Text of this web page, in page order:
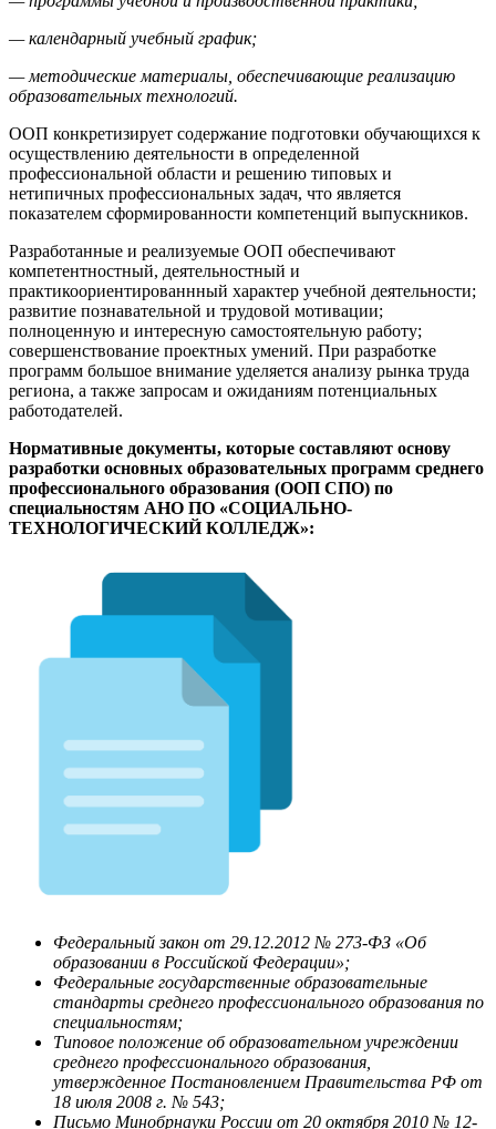
— календарный учебный график;
— методические материалы, обеспечивающие реализацию
образовательных технологий.
ООП конкретизирует содержание подготовки обучающихся к
осуществлению деятельности в определенной
профессиональной области и решению типовых и
нетипичных профессиональных задач, что является
показателем сформированности компетенций выпускников.
Разработанные и реализуемые ООП обеспечивают
компетентностный, деятельностный и
практикоориентированнный характер учебной деятельности;
развитие познавательной и трудовой мотивации;
полноценную и интересную самостоятельную работу;
совершенствование проектных умений. При разработке
программ большое внимание уделяется анализу рынка труда
региона, а также запросам и ожиданиям потенциальных
работодателей.
Нормативные документы, которые составляют основу
разработки основных образовательных программ среднего
профессионального образования (ООП СПО) по
специальностям АНО ПО «СОЦИАЛЬНО-
ТЕХНОЛОГИЧЕСКИЙ КОЛЛЕДЖ»:
Федеральный закон от 29.12.2012 № 273-ФЗ «Об
образовании в Российской Федерации»;
Федеральные государственные образовательные
стандарты среднего профессионального образования по
специальностям;
Типовое положение об образовательном учреждении
среднего профессионального образования,
утвержденное Постановлением Правительства РФ от
18 июля 2008 г. № 543;
Письмо Минобрнауки России от 20 октября 2010 № 12-